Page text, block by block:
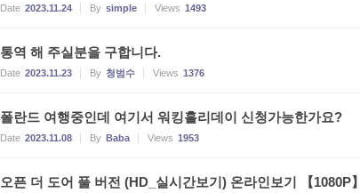
Date 2023.11.24 By simple Views 1493
통역 해 주실분을 구합니다.
Date 2023.11.23 By 청범수 Views 1376
폴란드 여행중인데 여기서 워킹홀리데이 신청가능한가요?
Date 2023.11.08 By Baba Views 1953
오픈 더 도어 풀 버전 (HD_실시간보기) 온라인보기 【1080P】